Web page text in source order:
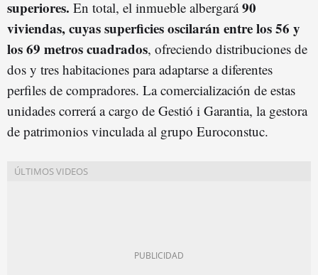
superiores. En total, el inmueble albergará90
viviendas, cuyas superficies oscilarán entre los 56 y
los 69 metros cuadrados, ofreciendo distribuciones de
dos y tres habitaciones para adaptarse a diferentes
perfiles de compradores. La comercialización de estas
unidades correrá a cargo de Gestió i Garantia, la gestora
de patrimonios vinculada al grupo Euroconstuc.